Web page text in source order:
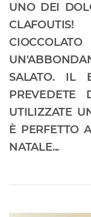
UNO DEI
SALATO. IL
UTILIZZATE
È PERFETTO
NATALE...